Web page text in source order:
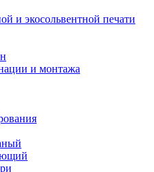
и экосольвентной печати
и монтажа